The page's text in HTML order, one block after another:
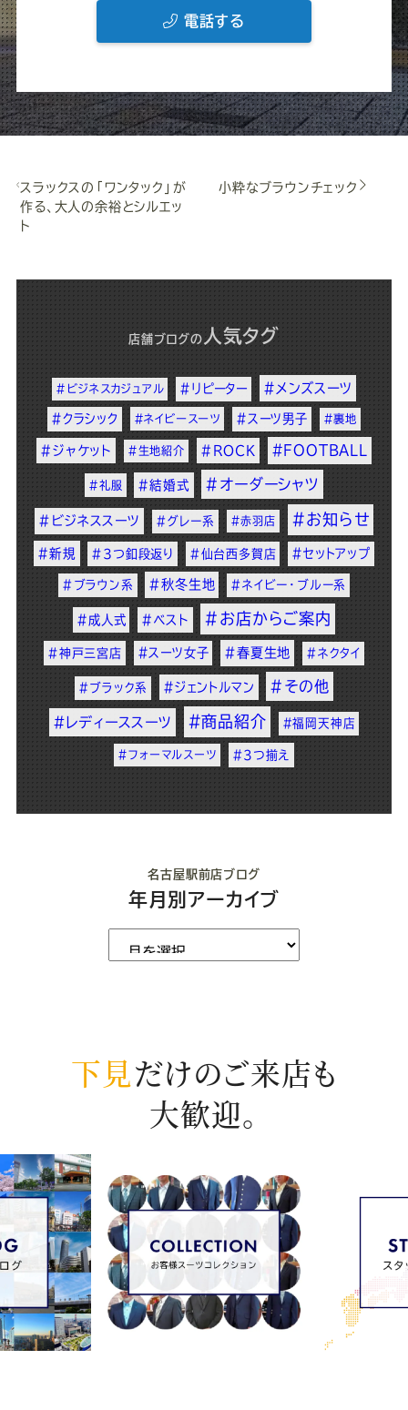
電話する
スラックスの「ワンタック」が
作る、大人の余裕とシルエッ
ト
小粋なブラウンチェック
店舗ブログ の 人気タグ
#ビジネスカジュアル #リピーター #メンズスーツ
#クラシック #ネイビースーツ #スーツ男子 #裏地
#ジャケット #生地紹介 #ROCK #FOOTBALL
#礼服 #結婚式 #オーダーシャツ
#ビジネススーツ #グレー系 #赤羽店 #お知らせ
#新規 #3つ釦段返り #仙台西多賀店 #セットアップ
#ブラウン系 #秋冬生地 #ネイビー・ブルー系
#成人式 #ベスト #お店からご案内
#神戸三宮店 #スーツ女子 #春夏生地 #ネクタイ
#ブラック系 #ジェントルマン #その他
#レディーススーツ #商品紹介 #福岡天神店
#フォーマルスーツ #3つ揃え
名古屋駅前店ブログ
年月別アーカイブ
下見だけのご来店も
大歓迎。